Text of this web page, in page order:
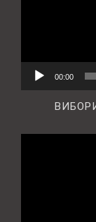
00:00